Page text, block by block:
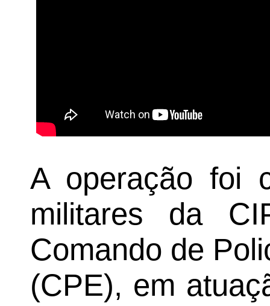
A operação foi
militares da
Comando de
(CPE), em